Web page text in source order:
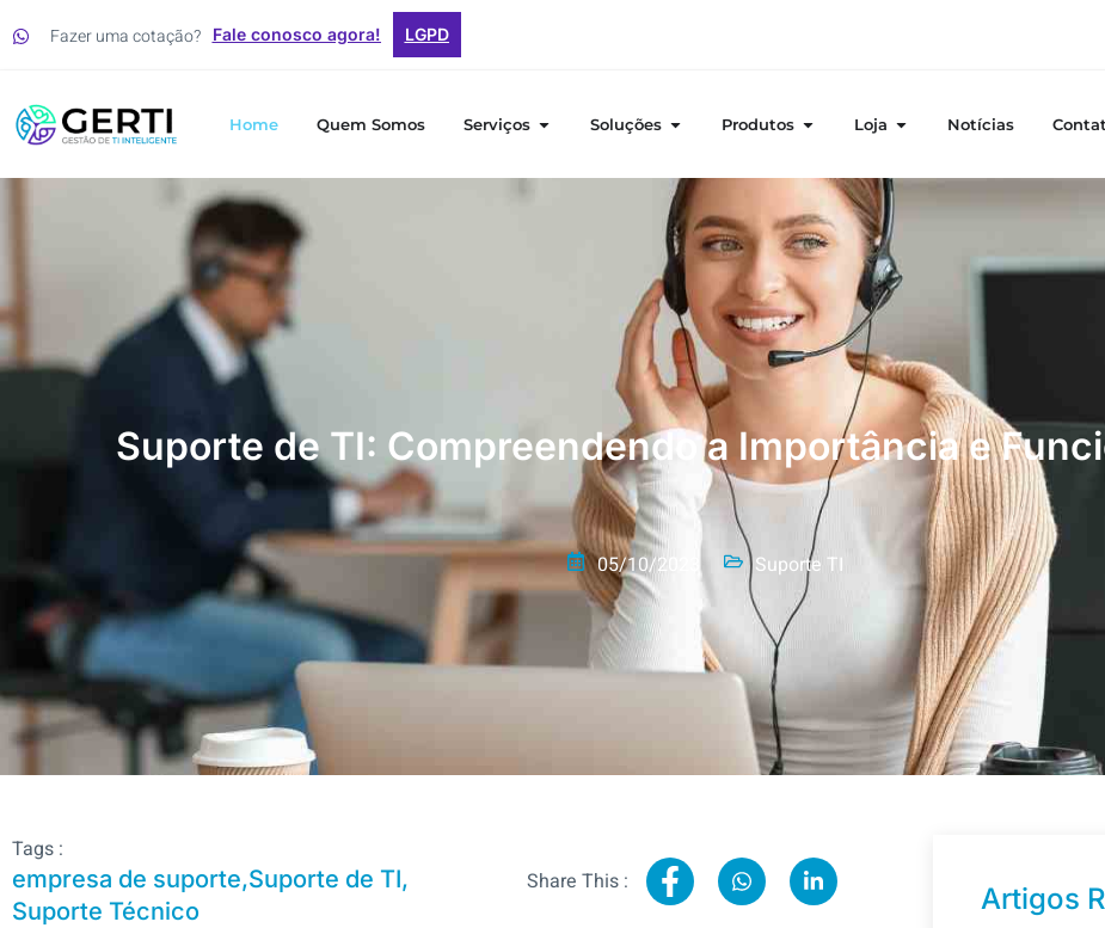
Fazer uma cotação? Fale conosco agora! LGPD
Home Quem Somos Serviços Soluções Produtos Loja Notícias
Suporte de TI: Compreendendo a Importância e
05/10/2023 Suporte TI
Tags :
empresa de suporte,Suporte de TI,
Suporte Técnico
Share This : Artigos